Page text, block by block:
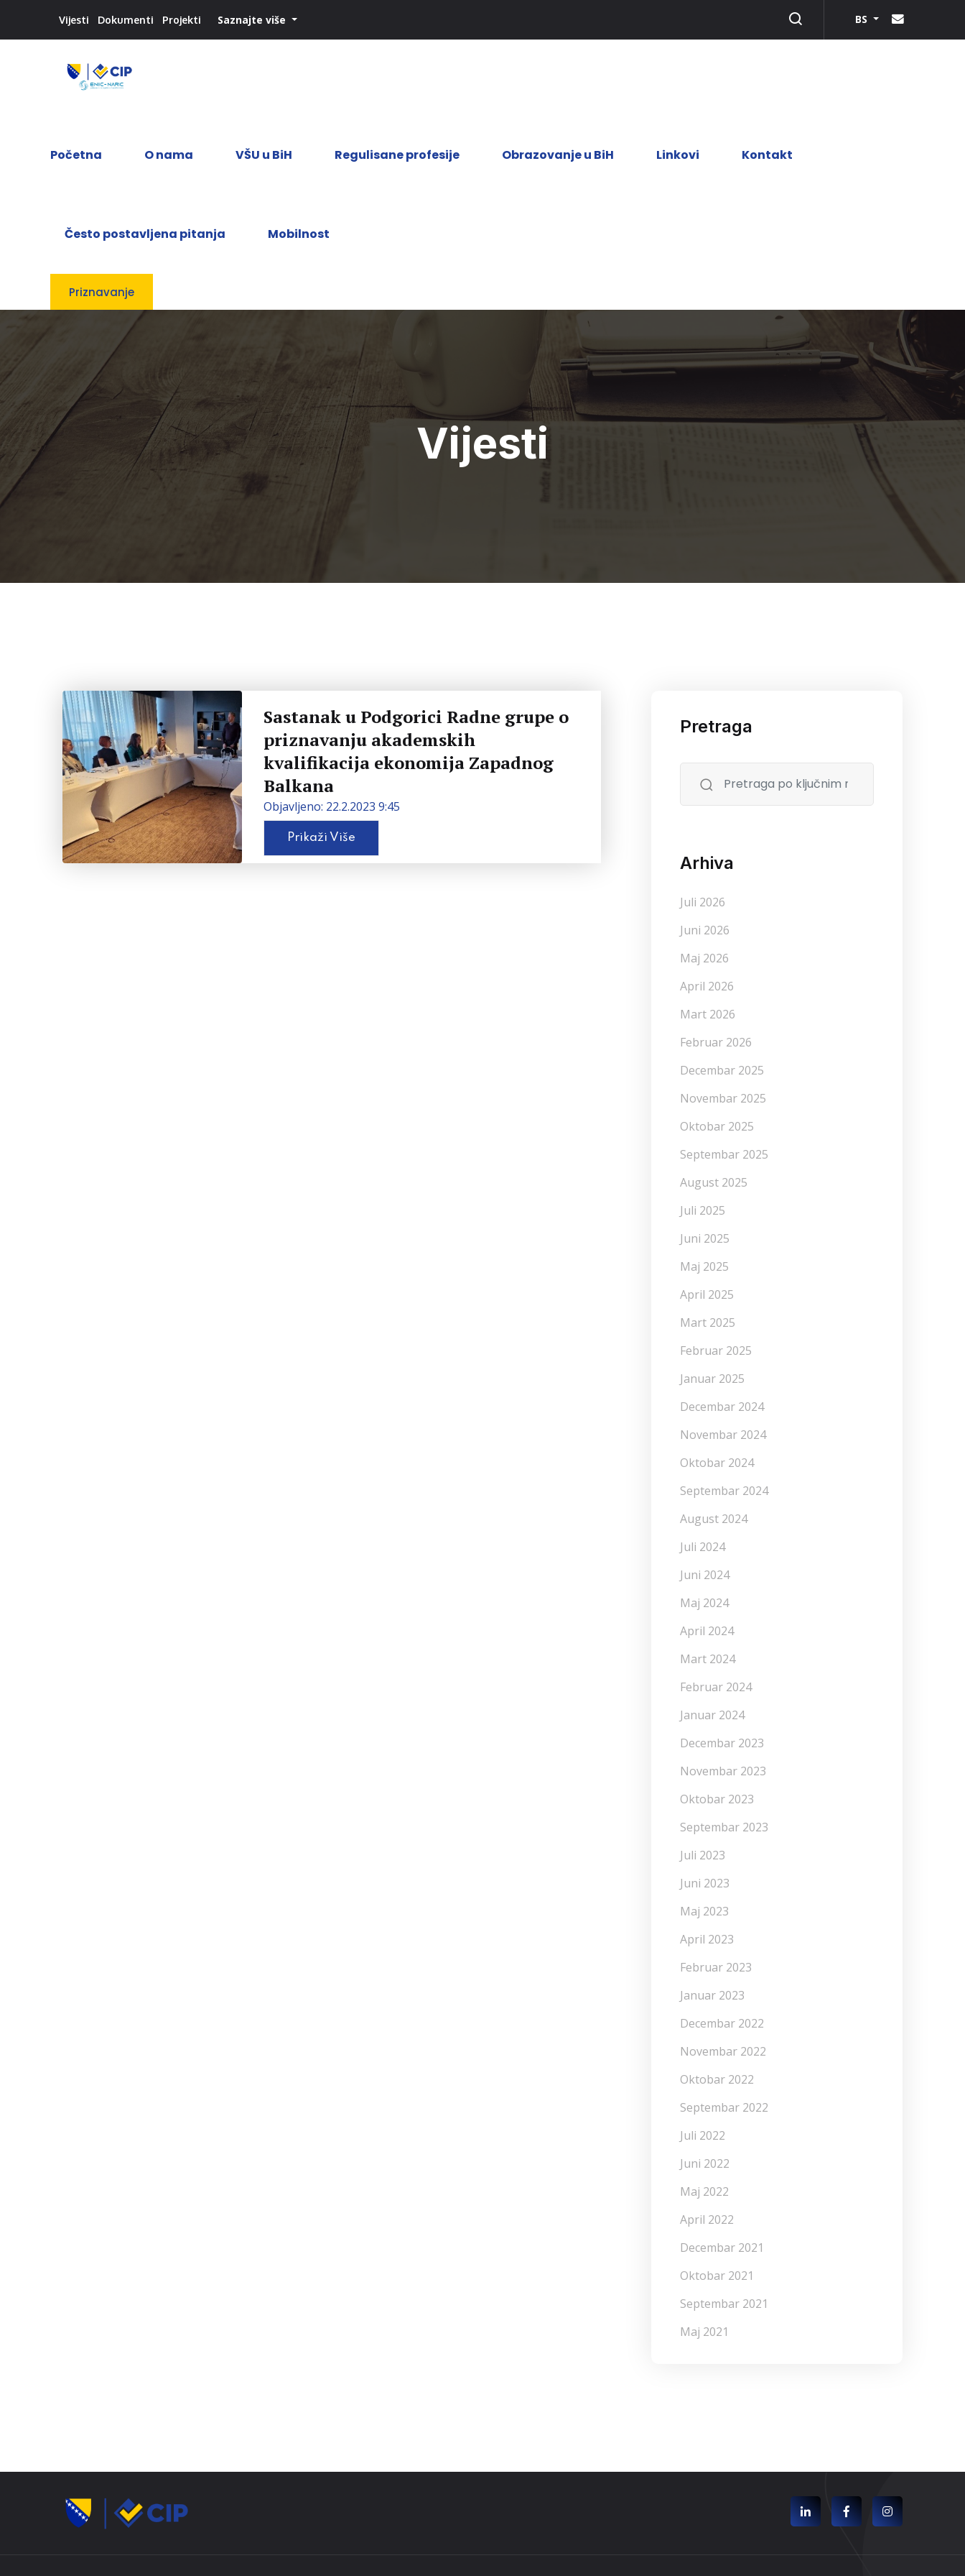
Vijesti Dokumenti Projekti Saznajte više BS
Početna O nama VŠU u BiH Regulisane profesije Obrazovanje u BiH Linkovi Kontakt
Često postavljena pitanja Mobilnost
Priznavanje
Vijesti
Sastanak u Podgorici Radne grupe o
priznavanju akademskih
kvalifikacija ekonomija Zapadnog
Balkana
Objavljeno: 22.2.2023 9:45
Prikaži Više
Pretraga
Arhiva
Juli 2026
Juni 2026
Maj 2026
April 2026
Mart 2026
Februar 2026
Decembar 2025
Novembar 2025
Oktobar 2025
Septembar 2025
August 2025
Juli 2025
Juni 2025
Maj 2025
April 2025
Mart 2025
Februar 2025
Januar 2025
Decembar 2024
Novembar 2024
Oktobar 2024
Septembar 2024
August 2024
Juli 2024
Juni 2024
Maj 2024
April 2024
Mart 2024
Februar 2024
Januar 2024
Decembar 2023
Novembar 2023
Oktobar 2023
Septembar 2023
Juli 2023
Juni 2023
Maj 2023
April 2023
Februar 2023
Januar 2023
Decembar 2022
Novembar 2022
Oktobar 2022
Septembar 2022
Juli 2022
Juni 2022
Maj 2022
April 2022
Decembar 2021
Oktobar 2021
Septembar 2021
Maj 2021